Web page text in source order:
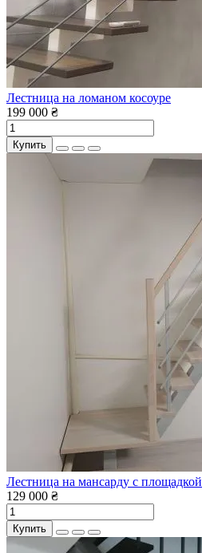
Лестница на ломаном косоуре
199 000 ₴
Купить
Лестница на мансарду с площадкой
129 000 ₴
Купить